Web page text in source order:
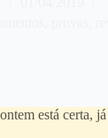
está certa,